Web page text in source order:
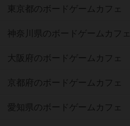
東京都のボードゲームカフェ
神奈川県のボードゲームカフェ
大阪府のボードゲームカフェ
京都府のボードゲームカフェ
愛知県のボードゲームカフェ